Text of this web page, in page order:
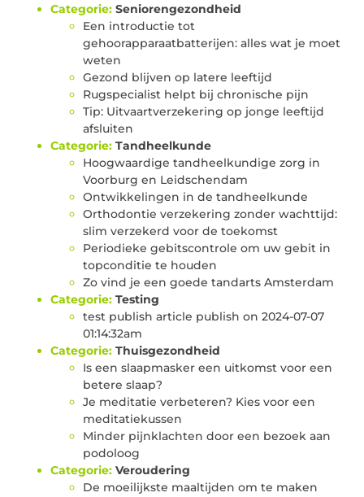
Categorie: Seniorengezondheid
Een introductie tot
gehoorapparaatbatterijen: alles wat je moet
weten
Gezond blijven op latere leeftijd
Rugspecialist helpt bij chronische pijn
Tip: Uitvaartverzekering op jonge leeftijd
afsluiten
Categorie: Tandheelkunde
Hoogwaardige tandheelkundige zorg in
Voorburg en Leidschendam
Ontwikkelingen in de tandheelkunde
Orthodontie verzekering zonder wachttijd:
slim verzekerd voor de toekomst
Periodieke gebitscontrole om uw gebit in
topconditie te houden
Zo vind je een goede tandarts Amsterdam
Categorie: Testing
test publish article publish on 2024-07-07
01:14:32am
Categorie: Thuisgezondheid
Is een slaapmasker een uitkomst voor een
betere slaap?
Je meditatie verbeteren? Kies voor een
meditatiekussen
Minder pijnklachten door een bezoek aan
podoloog
Categorie: Veroudering
De moeilijkste maaltijden om te maken